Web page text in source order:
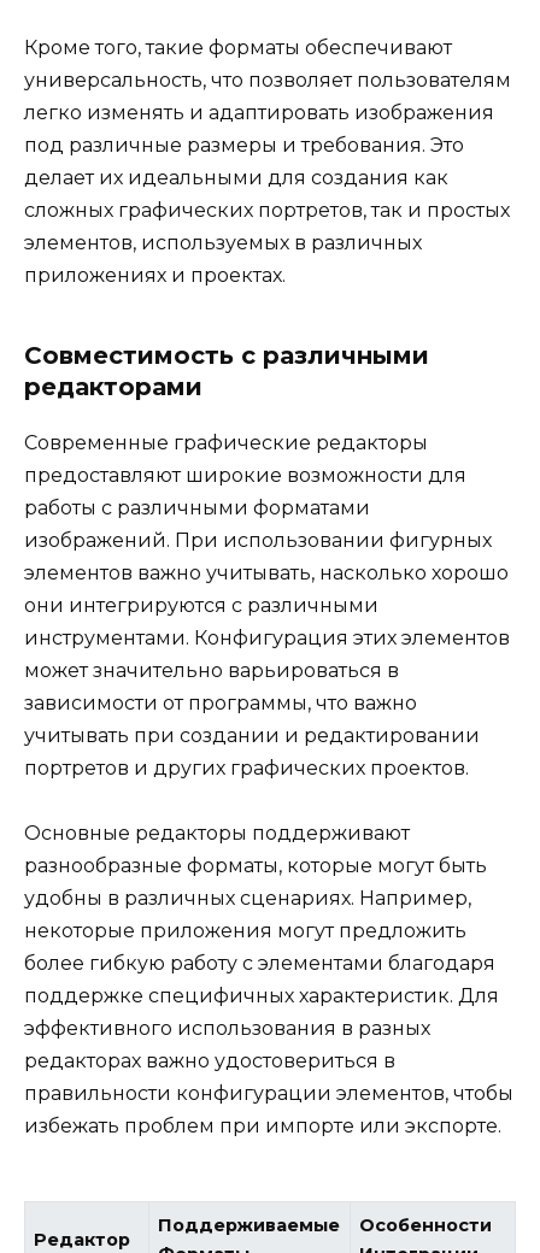
Кроме того, такие форматы обеспечивают
универсальность, что позволяет пользователям
легко изменять и адаптировать изображения
под различные размеры и требования. Это
делает их идеальными для создания как
сложных графических портретов, так и простых
элементов, используемых в различных
приложениях и проектах.
Совместимость с различными
редакторами
Современные графические редакторы
предоставляют широкие возможности для
работы с различными форматами
изображений. При использовании фигурных
элементов важно учитывать, насколько хорошо
они интегрируются с различными
инструментами. Конфигурация этих элементов
может значительно варьироваться в
зависимости от программы, что важно
учитывать при создании и редактировании
портретов и других графических проектов.
Основные редакторы поддерживают
разнообразные форматы, которые могут быть
удобны в различных сценариях. Например,
некоторые приложения могут предложить
более гибкую работу с элементами благодаря
поддержке специфичных характеристик. Для
эффективного использования в разных
редакторах важно удостовериться в
правильности конфигурации элементов, чтобы
избежать проблем при импорте или экспорте.
Редактор
Поддерживаемые
Особенности